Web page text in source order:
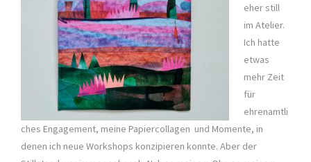
eher still
im Atelier.
Ich hatte
etwas
mehr Zeit
für
ehrenamtli
ches Engagement, meine Papiercollagen und Momente, in
denen ich neue Workshops konzipieren konnte. Aber der